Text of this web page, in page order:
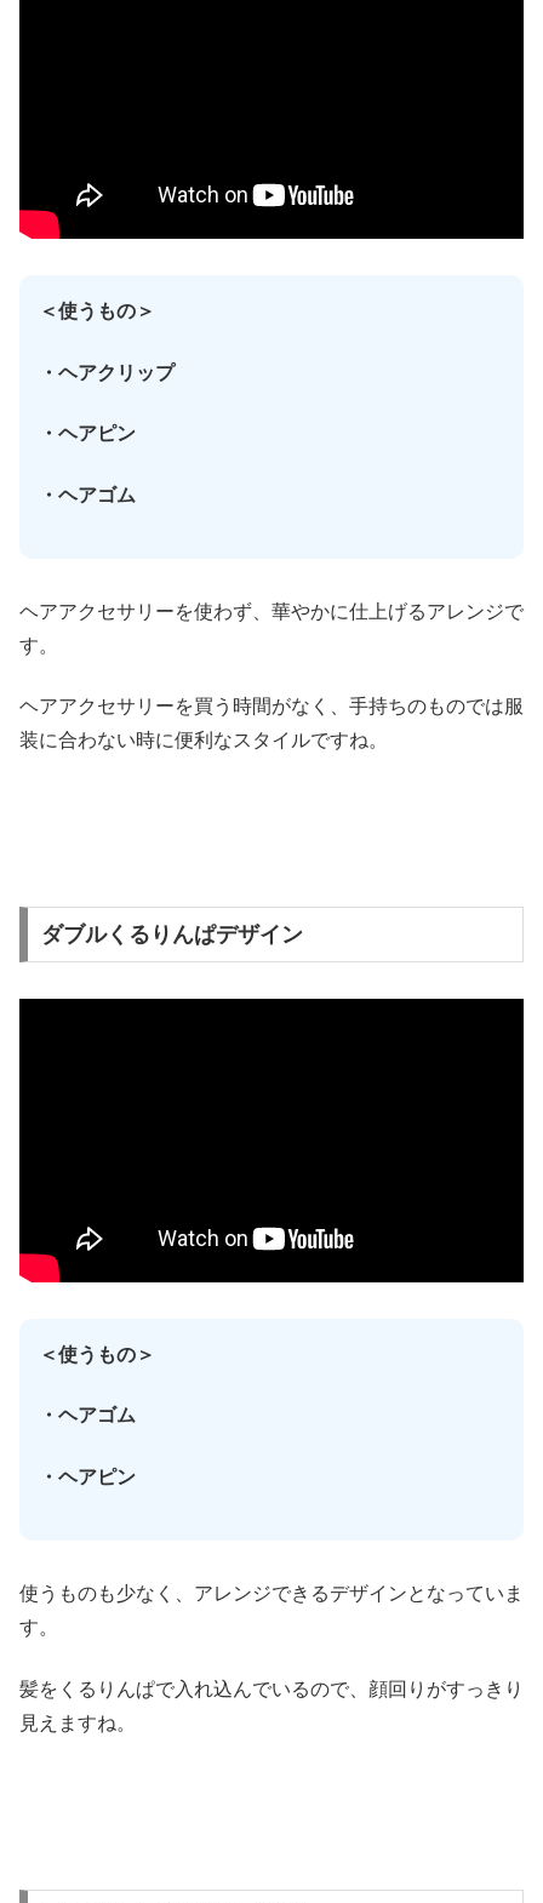
＜使うもの＞
・ヘアクリップ
・ヘアピン
・ヘアゴム
ヘアアクセサリーを使わず、華やかに仕上げるアレンジで
す。
ヘアアクセサリーを買う時間がなく、手持ちのものでは服
装に合わない時に便利なスタイルですね。
ダブルくるりんぱデザイン
＜使うもの＞
・ヘアゴム
・ヘアピン
使うものも少なく、アレンジできるデザインとなっていま
す。
髪をくるりんぱで入れ込んでいるので、顔回りがすっきり
見えますね。